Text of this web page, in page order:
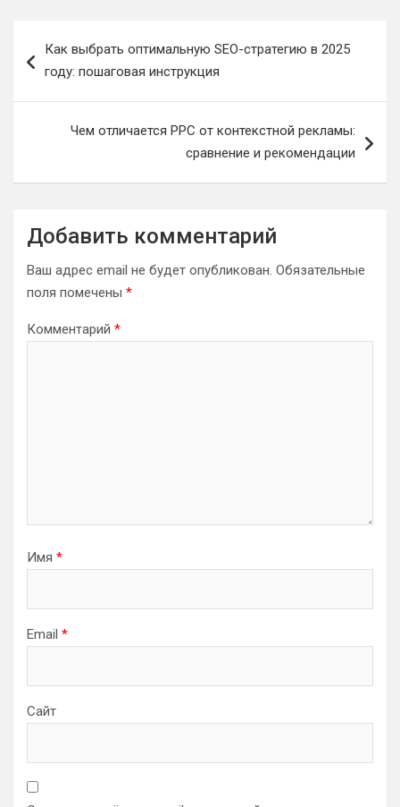
по
Как выбрать оптимальную SEO-стратегию в 2025
году: пошаговая инструкция
Чем отличается PPC от контекстной рекламы:
сравнение и рекомендации
Добавить комментарий
Ваш адрес email не будет опубликован. Обязательные
поля помечены *
Комментарий *
Имя *
Email *
Сайт